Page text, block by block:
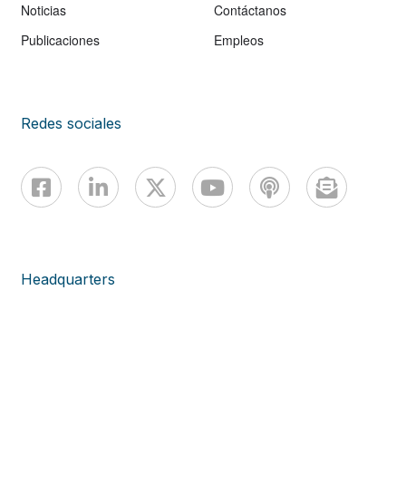
Noticias
Publicaciones
Contáctanos
Empleos
Redes sociales
Headquarters